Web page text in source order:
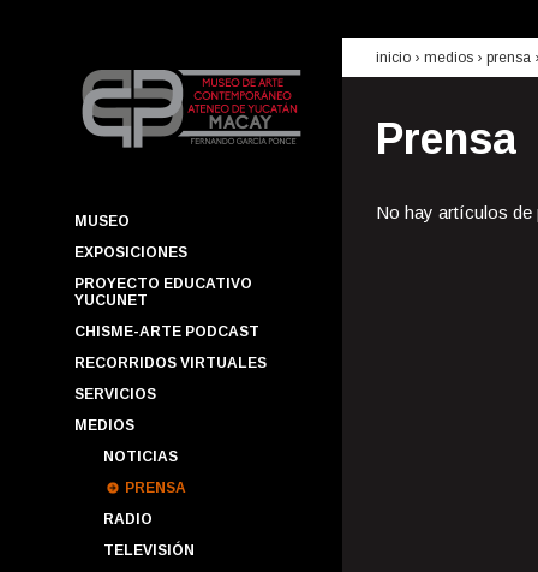
MUSEO
EXPOSICIONES
PROYECTO EDUCATIVO
YUCUNET
CHISME-ARTE PODCAST
RECORRIDOS VIRTUALES
SERVICIOS
MEDIOS
NOTICIAS
PRENSA
RADIO
TELEVISIÓN
inicio › medios › prensa
Prensa
No hay artículos de